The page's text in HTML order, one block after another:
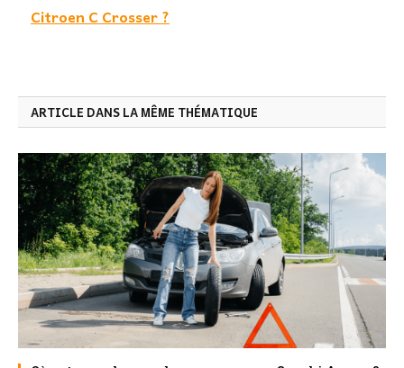
Citroen C Crosser ?
ARTICLE DANS LA MÊME THÉMATIQUE